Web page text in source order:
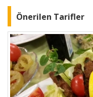
Önerilen Tarifler